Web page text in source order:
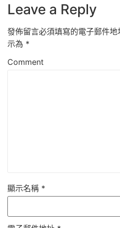
Leave a Reply
發佈留言必須填寫的電子郵件地
示為 *
Comment
顯示名稱 *